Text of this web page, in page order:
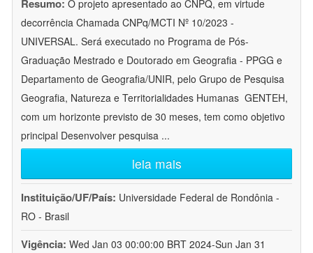
Resumo: O projeto apresentado ao CNPQ, em virtude
decorrência Chamada CNPq/MCTI Nº 10/2023 -
UNIVERSAL. Será executado no Programa de Pós-
Graduação Mestrado e Doutorado em Geografia - PPGG e
Departamento de Geografia/UNIR, pelo Grupo de Pesquisa
Geografia, Natureza e Territorialidades Humanas  GENTEH,
com um horizonte previsto de 30 meses, tem como objetivo
principal Desenvolver pesquisa ...
leia mais
Instituição/UF/País: Universidade Federal de Rondônia -
RO - Brasil
Vigência: Wed Jan 03 00:00:00 BRT 2024-Sun Jan 31